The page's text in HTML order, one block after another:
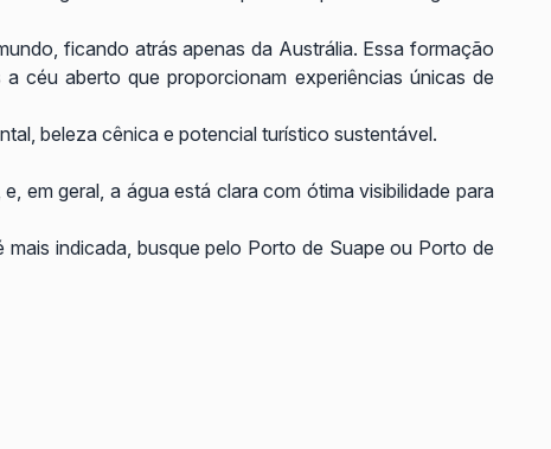
ficando atrás apenas da Austrália. Essa formação
céu aberto que proporcionam experiências únicas de
beleza cênica e potencial turístico sustentável.
em geral, a água está clara com ótima visibilidade para
indicada, busque pelo Porto de Suape ou Porto de